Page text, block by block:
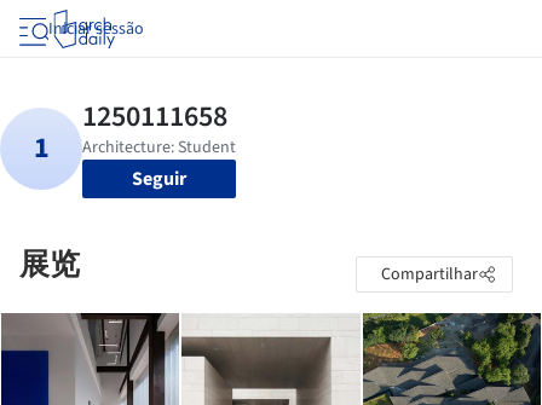
Iniciar sessão
Seguir
展览 Compartilhar